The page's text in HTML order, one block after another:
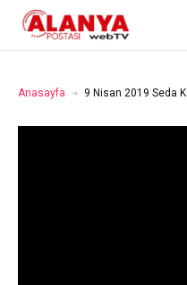
Anasayfa 9 Nisan 2019 Seda